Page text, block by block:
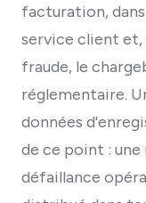
facturation,
service client et,
fraude, le
réglementaire.
données
de ce point : une
défaillance